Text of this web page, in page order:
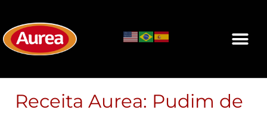
Receita Aurea: Pudim de